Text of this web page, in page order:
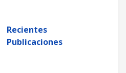
Recientes
Publicaciones